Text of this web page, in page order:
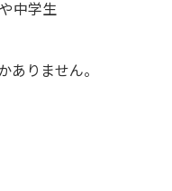
中学生
ありません。